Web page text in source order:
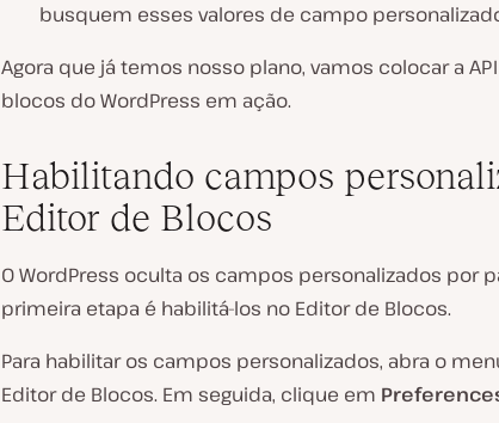
busquem esses valores de campo
Agora que já temos nosso plano, vamos colocar a
blocos do WordPress em ação.
Habilitando campos
Editor de Blocos
O WordPress oculta os campos personalizados por
primeira etapa é habilitá-los no Editor de Blocos.
Para habilitar os campos personalizados, abra o
Editor de Blocos. Em seguida, clique em